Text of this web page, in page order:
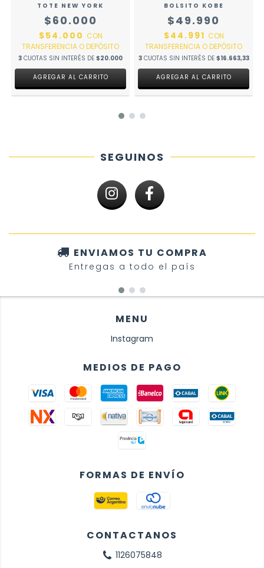
TOTE NEW YORK
$60.000
$54.000 CON
TRANSFERENCIA O DEPÓSITO
3 CUOTAS SIN INTERÉS DE $20.000
AGREGAR AL CARRITO
BOLSITO KOBE
$49.990
$44.991 CON
TRANSFERENCIA O DEPÓSITO
3 CUOTAS SIN INTERÉS DE $16.663,33
AGREGAR AL CARRITO
SEGUINOS
ENVIAMOS TU COMPRA
Entregas a todo el país
MENU
Instagram
MEDIOS DE PAGO
FORMAS DE ENVÍO
CONTACTANOS
1126075848